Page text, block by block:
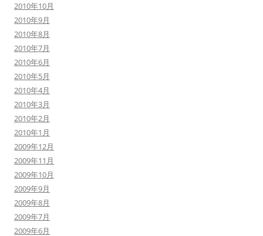
2010年10月
2010年9月
2010年8月
2010年7月
2010年6月
2010年5月
2010年4月
2010年3月
2010年2月
2010年1月
2009年12月
2009年11月
2009年10月
2009年9月
2009年8月
2009年7月
2009年6月